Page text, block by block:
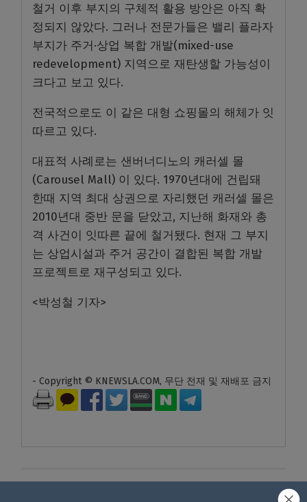
철거 이후 부지의 구체적 활용 방안은 아직 확
정되지 않았다. 그러나 전문가들은 밸리 플라자
부지가 주거·상업 복합 개발(mixed-use
redevelopment) 지역으로 재탄생할 가능성이
크다고 보고 있다.
전국적으로도 이 같은 대형 쇼핑몰의 해체가 잇
따르고 있다.
대표적 사례로는 샌버너디노의 캐러셀 몰
(Carousel Mall) 이 있다. 1970년대에 건립돼
한때 지역 최대 상권으로 자리했던 캐러셀 몰은
2010년대 중반 문을 닫았고, 지난해 화재와 총
격 사건이 잇따른 끝에 철거됐다. 현재 그 부지
는 상업시설과 주거 공간이 결합된 복합 개발
프로젝트로 재구성되고 있다.
<박성철 기자>
- Copyright © KNEWSLA.COM, 무단 전재 및 재배포 금지